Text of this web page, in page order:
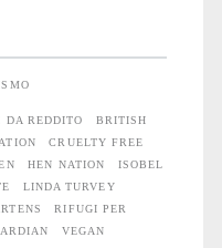
DA REDDITO
BRITISH
CRUELTY FREE
HEN NATION
ISOBEL
LINDA TURVEY
RIFUGI PER
VEGAN